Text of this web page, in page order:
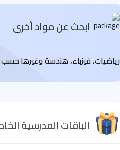
ابحث عن مواد أخرى
رياضيات، فيزباء، هندسة وغيرها
الباقات المدرسية